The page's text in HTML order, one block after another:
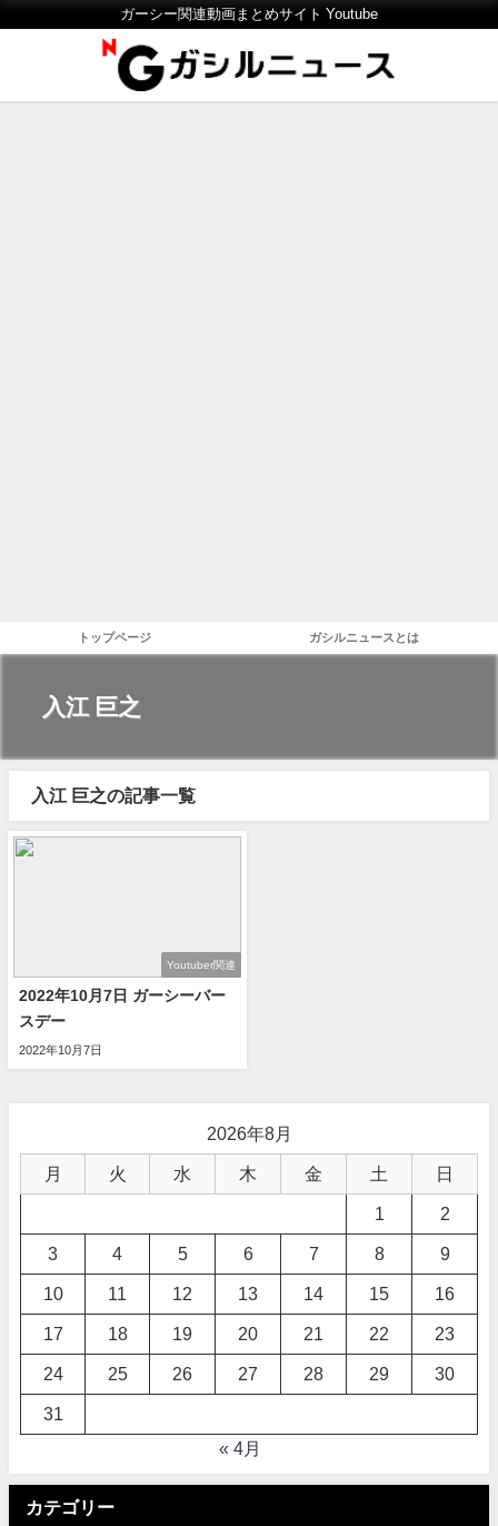
ガーシー関連動画まとめサイト Youtube
トップページ ガシルニュースとは
入江 巨之
入江 巨之の記事一覧
Youtuber関連
2022年10月7日 ガーシーバー
スデー
2022年10月7日
2026年8月
月 火 水 木 金 土 日
1 2
3 4 5 6 7 8 9
10 11 12 13 14 15 16
17 18 19 20 21 22 23
24 25 26 27 28 29 30
31
« 4月
カテゴリー